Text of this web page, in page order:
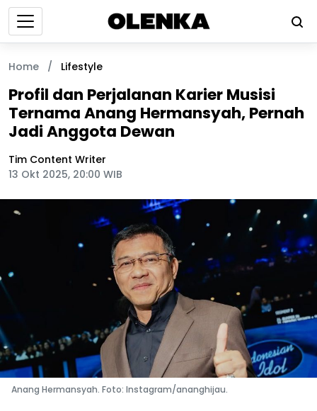
Home / Lifestyle
Profil dan Perjalanan Karier Musisi
Ternama Anang Hermansyah, Pernah
Jadi Anggota Dewan
Tim Content Writer
13 Okt 2025, 20:00 WIB
Anang Hermansyah. Foto: Instagram/ananghijau.